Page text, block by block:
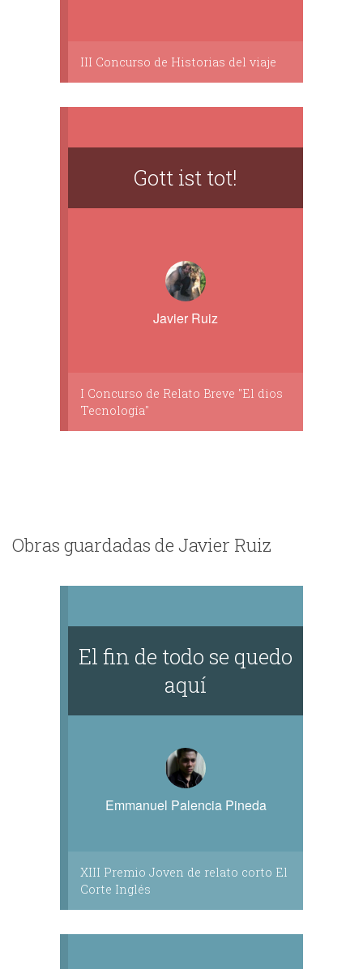
III Concurso de Historias del viaje
Gott ist tot!
Javier Ruiz
I Concurso de Relato Breve "El dios
Tecnología"
Obras guardadas de Javier Ruiz
El fin de todo se quedo
aquí
Emmanuel Palencia Pineda
XIII Premio Joven de relato corto El
Corte Inglés